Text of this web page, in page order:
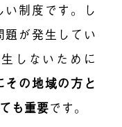
制度です。し
題が発生してい
しないために
の地域の方と
も重要です。